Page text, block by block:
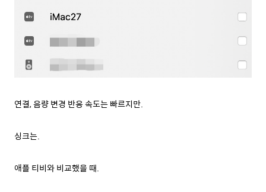
연결, 음량 변경 반응 속도는 빠르지만.
싱크는.
애플 티비와 비교했을 때.